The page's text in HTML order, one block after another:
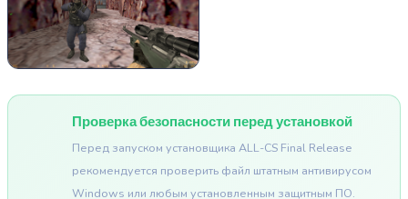
Проверка безопасности перед установкой
Перед запуском установщика ALL-CS Final Release
рекомендуется проверить файл штатным антивирусом
Windows или любым установленным защитным ПО.